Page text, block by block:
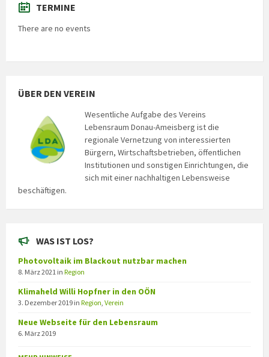
TERMINE
There are no events
ÜBER DEN VEREIN
Wesentliche Aufgabe des Vereins
Lebensraum Donau-Ameisberg ist die
regionale Vernetzung von interessierten
Bürgern, Wirtschaftsbetrieben, öffentlichen
Institutionen und sonstigen Einrichtungen, die
sich mit einer nachhaltigen Lebensweise
beschäftigen.
WAS IST LOS?
Photovoltaik im Blackout nutzbar machen
8. März 2021 in Region
Klimaheld Willi Hopfner in den OÖN
3. Dezember 2019 in Region Verein
Neue Webseite für den Lebensraum
6. März 2019